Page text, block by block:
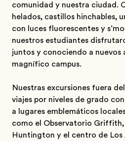
comunidad y nuestra ciudad.
helados, castillos hinchables,
con luces fluorescentes y
nuestros estudiantes
juntos y conociendo a nuevos
magnífico campus.
Nuestras excursiones fuera
viajes por niveles de grado
a lugares emblemáticos
como el Observatorio Griffith,
Huntington y el centro de Los